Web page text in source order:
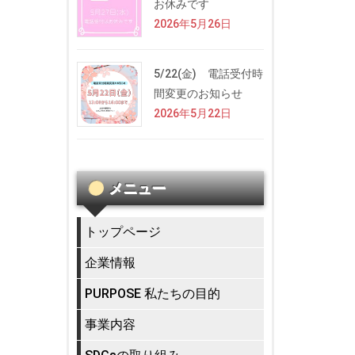
お休みです
2026年5月26日
5/22(金) 電話受付時
間変更のお知らせ
2026年5月22日
メニュー
トップページ
企業情報
PURPOSE 私たちの目的
事業内容